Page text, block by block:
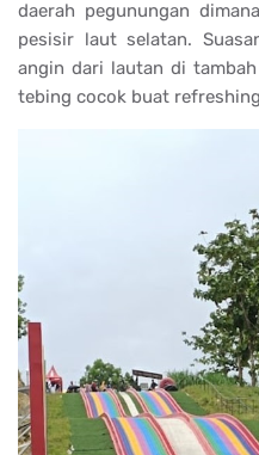
daerah pegunungan
pesisir laut selatan.
angin dari lautan di
tebing cocok buat